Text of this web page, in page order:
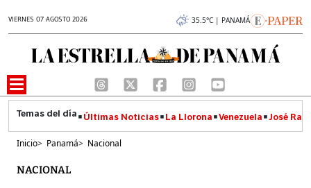
VIERNES 07 AGOSTO 2026 35.5°C | PANAMÁ
Últimas Noticias La Llorona Venezuela José
Inicio> Panamá> Nacional
NACIONAL